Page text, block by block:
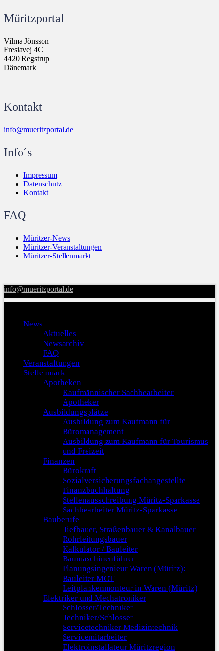
Müritzportal
Vilma Jönsson
Fresiavej 4C
4420 Regstrup
Dänemark
Kontakt
info@mueritzportal.de
Info´s
Impressum
Datenschutz
Kontakt
FAQ
Müritzer-News
Müritzer-Veranstaltungen
Müritzer-Stellenmarkt
info@mueritzportal.de
News
Aktuelles
Newsarchiv
FAQ
Veranstaltungen
Stellenmarkt
Apotheken
Kaufmännischer Sachbearbeiter
Apotheker
Ausbildungsplätze
Ausbildung zum Kaufmann für
Büromanagement
Ausbildung zum Kaufmann für Tourismus
und Freizeit
Finanzen
Bürokraft
Sozialversicherungsfachangestellte
Finanzbuchhaltung
Stellenausschreibung Müritz-Sparkasse
Sachbearbeiter Müritz-Sparkasse
Bauberufe
Tiefbauer, Straßenbauer & Kanalbauer
Rohrleitungsbauer
Kalkulator / Bauleiter
Baumaschinenführer
Planungsingenieur Waren (Müritz):
Bauleiter MOT
Leitplankenmonteur in Waren (Müritz)
Elektriker und Mechatroniker
Schlosser/Techniker
Techniker/Schlosser
Servicetechniker Medizintechnik
Servicemitarbeiter
Elektroinstallateur Müritzregion